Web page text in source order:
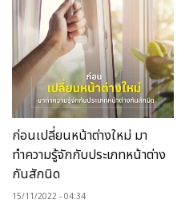
ก่อนเปลี่ยนหน้าต่างใหม่ มา
ทำความรู้จักกับประเภทหน้าต่าง
กันสักนิด
15/11/2022 04:34